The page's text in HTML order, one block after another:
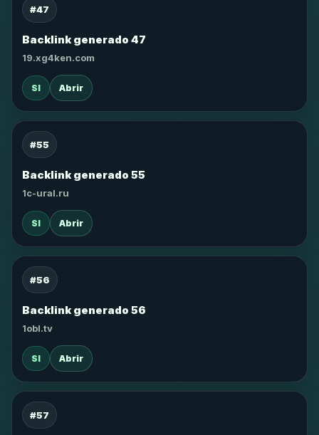
#47
Backlink generado 47
19.xg4ken.com
SI Abrir
#55
Backlink generado 55
1c-ural.ru
SI Abrir
#56
Backlink generado 56
1obl.tv
SI Abrir
#57